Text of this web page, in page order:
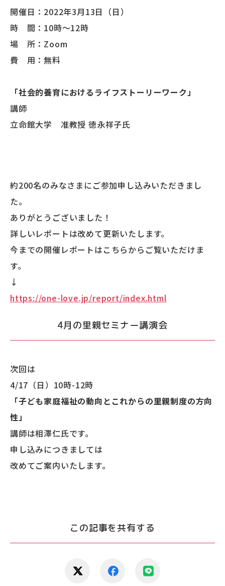
開催日：2022年3月13日（日）
時 間：10時～12時
場 所：Zoom
費 用：無料
「社会的養育におけるライフストーリーワーク」
講師
立命館大学 准教授 徳永祥子氏
約200名のみなさまにご参加申し込みいただきまし
た。
ありがとうございました！
詳しいレポートは改めて更新いたします。
今までの開催レポートはこちらからご覧いただけま
す。
↓
https://one-love.jp/report/index.html
4月の里親セミナー講演会
次回は
4/17（日）10時-12時
「子ども家庭福祉の動向とこれからの里親制度の方向
性」
講師は相澤仁氏です。
申し込みにつきましては
改めてご案内いたします。
この記事を共有する